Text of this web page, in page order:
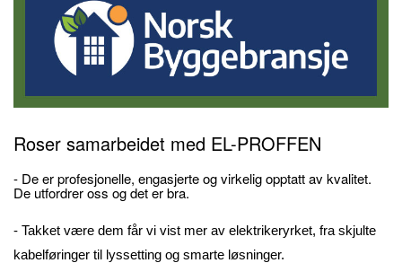
Roser samarbeidet med EL-PROFFEN
- De er profesjonelle, engasjerte og virkelig opptatt av kvalitet.
De utfordrer oss og det er bra.
- Takket være dem får vi vist mer av elektrikeryrket, fra skjulte
kabelføringer til lyssetting og smarte løsninger.